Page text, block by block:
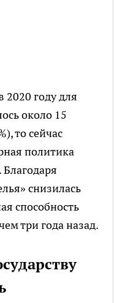
2020 году для
около 15
то сейчас
политика
снизилась
способность
три года назад.